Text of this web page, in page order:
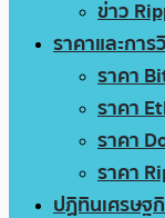
ข่าว
ราคาและการ
ราคา
ราคา
ราคา
ราคา
ปฏิทินเศรษฐ